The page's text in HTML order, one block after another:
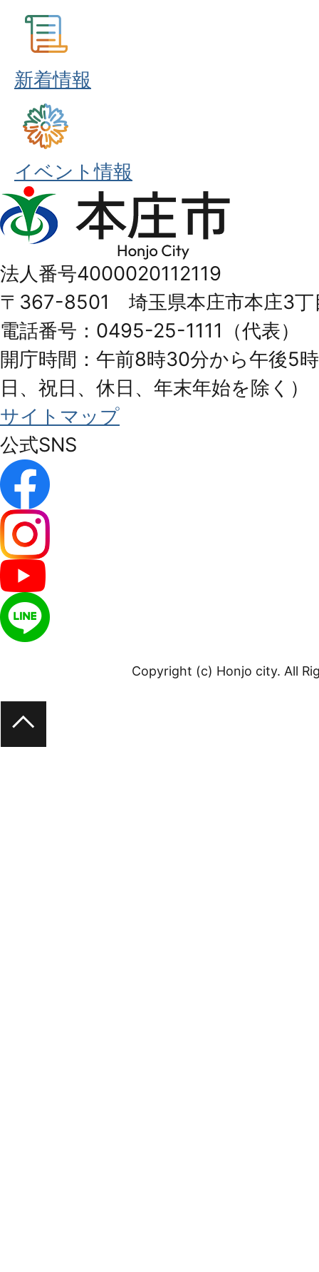
新着情報
イベント情報
本
庄
Honjo
City
法人番号4000020112119
〒367-8501 埼玉県本庄市本庄3丁
電話番号：0495-25-1111（代表）
開庁時間：午前8時30分から午後5
日、祝日、休日、年末年始を除く）
サイトマップ
公式SNS
Copyright (c) Honjo city. All